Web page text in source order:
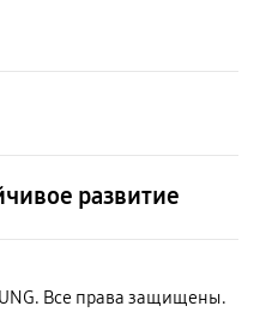
развитие
Все права защищены.